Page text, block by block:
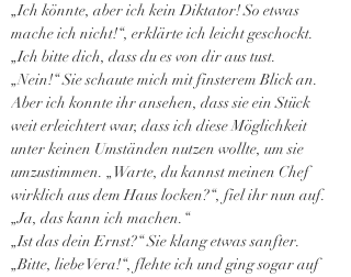
„Ich könnte, aber ich kein Diktator! So etwas
mache ich nicht!“, erklärte ich leicht geschockt.
„Ich bitte dich, dass du es von dir aus tust.
„Nein!“ Sie schaute mich mit finsterem Blick an.
Aber ich konnte ihr ansehen, dass sie ein Stück
weit erleichtert war, dass ich diese Möglichkeit
unter keinen Umständen nutzen wollte, um sie
umzustimmen. „Warte, du kannst meinen Chef
wirklich aus dem Haus locken?“, fiel ihr nun auf.
„Ja, das kann ich machen.“
„Ist das dein Ernst?“ Sie klang etwas sanfter.
„Bitte, liebe Vera!“, flehte ich und ging sogar auf